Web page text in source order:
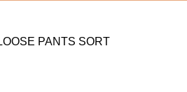
PANTS SORT